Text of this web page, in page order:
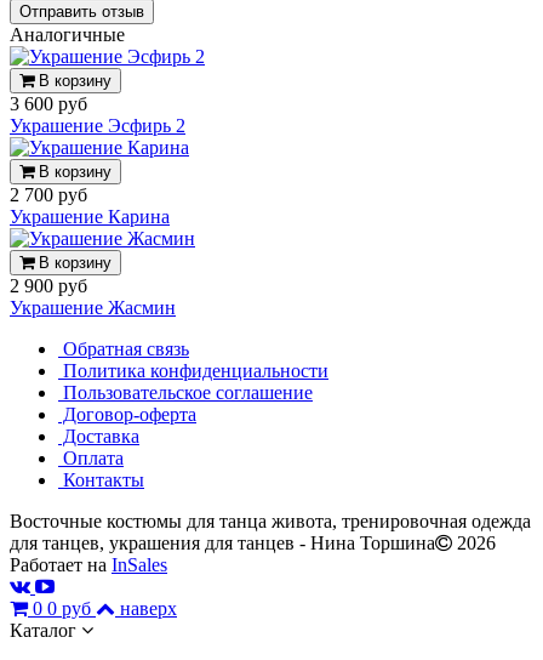
Аналогичные
В корзину
3 600 руб
Украшение Эсфирь 2
В корзину
2 700 руб
Украшение Карина
В корзину
2 900 руб
Украшение Жасмин
Обратная связь
Политика конфиденциальности
Пользовательское соглашение
Договор-оферта
Доставка
Оплата
Контакты
Восточные костюмы для танца живота, тренировочная одежда
для танцев, украшения для танцев - Нина Торшина
2026
Работает на InSales
0 0 руб
наверх
Каталог